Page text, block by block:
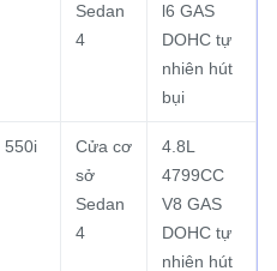
Sedan
4
l6 GAS
DOHC tự
nhiên hút
bụi
550i
Cửa cơ
sở
Sedan
4
4.8L
4799CC
V8 GAS
DOHC tự
nhiên hút